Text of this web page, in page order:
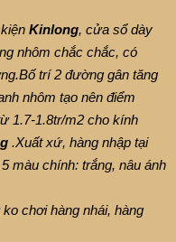
Kinlong, cửa sổ dày
nhôm chắc chắc, có
trí 2 đường gân tăng
nhôm tạo nên điểm
1.7-1.8tr/m2 cho kính
.Xuất xứ, hàng nhập tại
màu chính: trắng, nâu ánh
chơi hàng nhái, hàng